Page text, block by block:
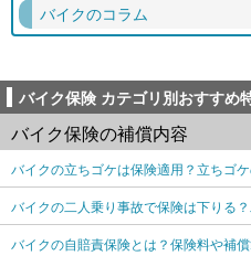
バイクのコラム
バイク保険 カテゴリ別おすすめ
バイク保険の補償内容
バイクの立ちゴケは保険適用？立ちゴ
バイクの二人乗り事故で保険は下りる
バイクの自賠責保険とは？保険料や補